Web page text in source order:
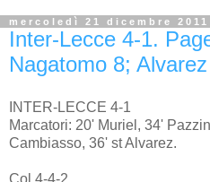
mercoledì 21 dicembre 2011
Inter-Lecce 4-1.
Nagatomo 8;
INTER-LECCE 4-1
Marcatori: 20' Muriel, 34'
Cambiasso, 36' st Alvarez.
Col 4-4-2